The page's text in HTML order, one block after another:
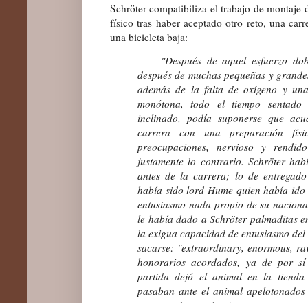
Schröter compatibiliza el trabajo de montaje
físico tras haber aceptado otro reto, una
una bicicleta baja:
"Después de aquel esfuerzo
después de muchas pequeñas y
además de la falta de oxígeno y
monótona, todo el tiempo
inclinado, podía suponerse que
carrera con una preparación
preocupaciones, nervioso y
justamente lo contrario. Schröter
antes de la carrera; lo de
había sido lord Hume quien había
entusiasmo nada propio de su
le había dado a Schröter palmaditas
la exigua capacidad de entusiasmo
sacarse: "extraordinary, enormous,
honorarios acordados, ya de por
partida dejó el animal en la tienda
pasaban ante el animal